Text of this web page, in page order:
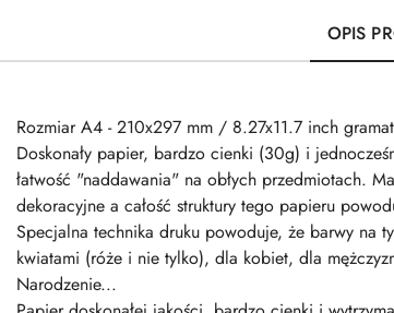
OPIS
Rozmiar A4 - 210x297 mm / 8.27x11.7 inch
Doskonały papier, bardzo cienki (30g) i
łatwość "naddawania" na obłych przedmiotach.
dekoracyjne a całość struktury tego papieru
Specjalna technika druku powoduje, że barwy na
kwiatami (róże i nie tylko), dla kobiet, dla
Narodzenie...